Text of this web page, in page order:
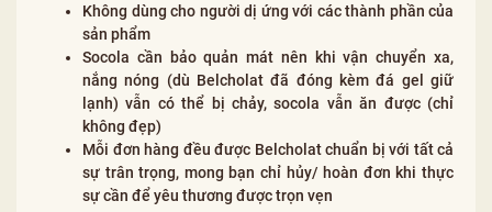
Không dùng cho người dị ứng với các thành phần của
sản phẩm
Socola cần bảo quản mát nên khi vận chuyển xa,
nắng nóng (dù Belcholat đã đóng kèm đá gel giữ
lạnh) vẫn có thể bị chảy, socola vẫn ăn được (chỉ
không đẹp)
Mỗi đơn hàng đều được Belcholat chuẩn bị với tất cả
sự trân trọng, mong bạn chỉ hủy/ hoàn đơn khi thực
sự cần để yêu thương được trọn vẹn